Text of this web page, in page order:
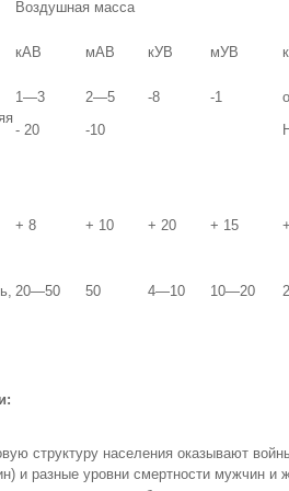
Воздушная масса
кАВ мАВ кУВ мУВ
1—3
- 20
2—5
-10
-8 -1
+ 8 + 10 + 20 + 15
20—50 50 4—10 10—20
структуру населения оказывают
и разные уровни смертности мужчин